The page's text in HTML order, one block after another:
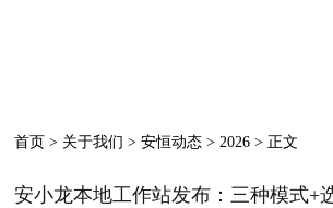
首页 > 关于我们 >安恒动态 >2026 > 正文
安小龙本地工作站发布：三种模式+